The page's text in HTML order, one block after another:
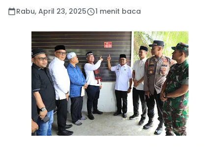
Rabu, April 23, 2025 1 menit baca